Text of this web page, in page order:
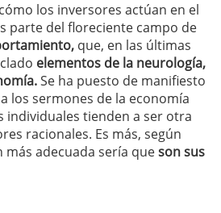
los inversores actúan en el
parte del floreciente campo de
que, en las últimas
elementos de la neurología,
Se ha puesto de manifiesto
los sermones de la economía
individuales tienden a ser otra
racionales. Es más, según
más adecuada sería queson sus